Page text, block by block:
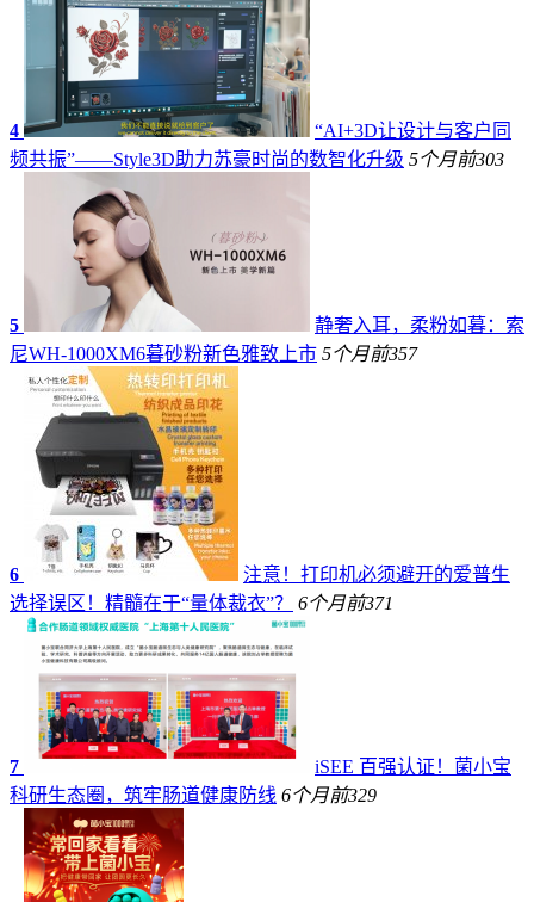
4
“AI+3D让设计与客户同
频共振”——Style3D助力苏豪时尚的数智化升级 5个月前303
5
静奢入耳，柔粉如暮：索
尼WH-1000XM6暮砂粉新色雅致上市 5个月前357
6
注意！打印机必须避开的爱普生
选择误区！精髓在于“量体裁衣”？
6个月前371
7
iSEE 百强认证！菌小宝
科研生态圈，筑牢肠道健康防线 6个月前329